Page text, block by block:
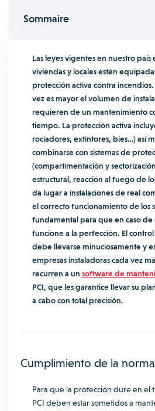
Sommaire
Las leyes vigentes en nuestro país
viviendas y locales estén
protección activa contra
vez es mayor el volumen de
requieren de un mantenimiento
tiempo. La protección activa
rociadores, extintores, bies…) así
combinarse con sistemas de
(compartimentación y
estructural, reacción al fuego de
da lugar a instalaciones de real
el correcto funcionamiento de los
fundamental para que en caso
funcione a la perfección. El control
debe llevarse minuciosamente y
empresas instaladoras cada vez
recurren a un software de
PCI, que les garantice llevar su
a cabo con total precisión.
Cumplimiento de la
Para que la protección dure en el
PCI deben estar sometidos a